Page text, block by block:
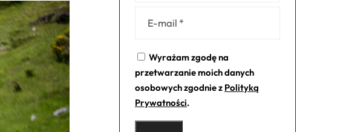
Wyrażam zgodę na
przetwarzanie moich danych
osobowych zgodnie z Polityką
Prywatności.